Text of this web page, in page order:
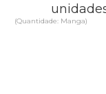
(Quantidade: Manga)